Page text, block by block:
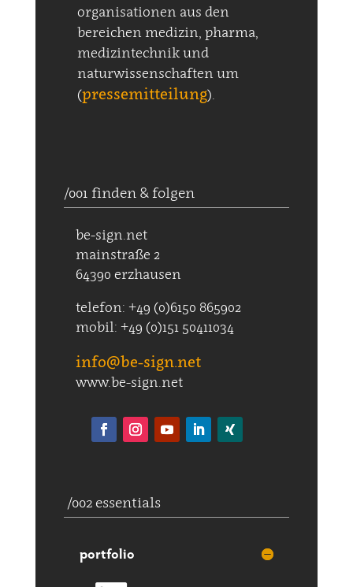
organisationen aus den
bereichen medizin, pharma,
medizintechnik und
naturwissenschaften um
(pressemitteilung).
/001 finden & folgen
be-sign.net
mainstraße 2
64390 erzhausen
telefon: +49 (0)6150 865902
mobil: +49 (0)151 50411034
info@be-sign.net
www.be-sign.net
/002 essentials
portfolio